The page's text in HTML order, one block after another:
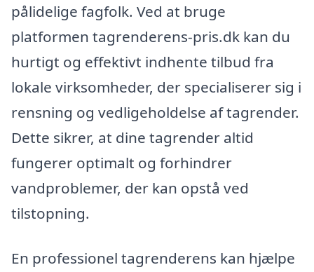
pålidelige fagfolk. Ved at bruge
platformen tagrenderens-pris.dk kan du
hurtigt og effektivt indhente tilbud fra
lokale virksomheder, der specialiserer sig i
rensning og vedligeholdelse af tagrender.
Dette sikrer, at dine tagrender altid
fungerer optimalt og forhindrer
vandproblemer, der kan opstå ved
tilstopning.
En professionel tagrenderens kan hjælpe